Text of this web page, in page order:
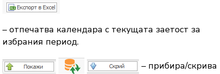
– отпечатва календара с текущата заетост за
избрания период.
– прибира/скрива